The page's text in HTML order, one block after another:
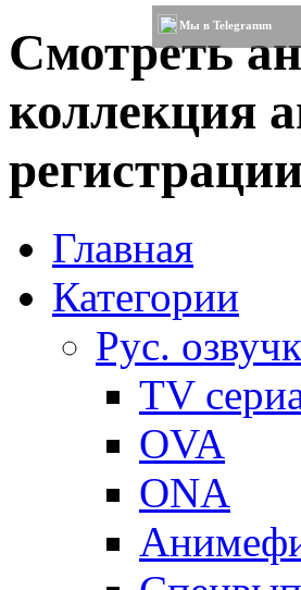
Смотреть
коллекция
Мы в Telegramm
Главная
Категории
Рус.
TV
OVA
ONA